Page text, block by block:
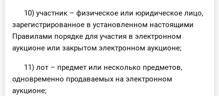
10) участник – физическое или юридическое лицо,
зарегистрированное в установленном настоящими
Правилами порядке для участия в электронном
аукционе или закрытом электронном аукционе;
11) лот – предмет или несколько предметов,
одновременно продаваемых на электронном
аукционе;